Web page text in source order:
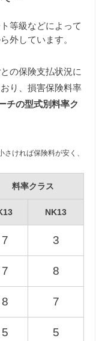
すが、4代目マー
1500cc）に該当
月1日以降に新車
は減額されます
しています。
） 旧税額
ます。
型マーチは
等級などによって
外しています。
の保険支払状況に
り、損害保険料率
チの型式別料率ク
ければ保険料が安く、
料率クラス
NK13
7 3
7 8
8 7
5 5